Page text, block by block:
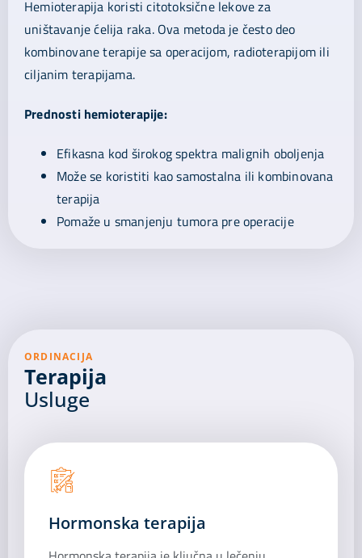
Hemioterapija koristi citotoksične lekove za
uništavanje ćelija raka. Ova metoda je često deo
kombinovane terapije sa operacijom, radioterapijom ili
ciljanim terapijama.
Prednosti hemioterapije:
Efikasna kod širokog spektra malignih oboljenja
Može se koristiti kao samostalna ili kombinovana
terapija
Pomaže u smanjenju tumora pre operacije
ORDINACIJA
Terapija
Usluge
Hormonska terapija